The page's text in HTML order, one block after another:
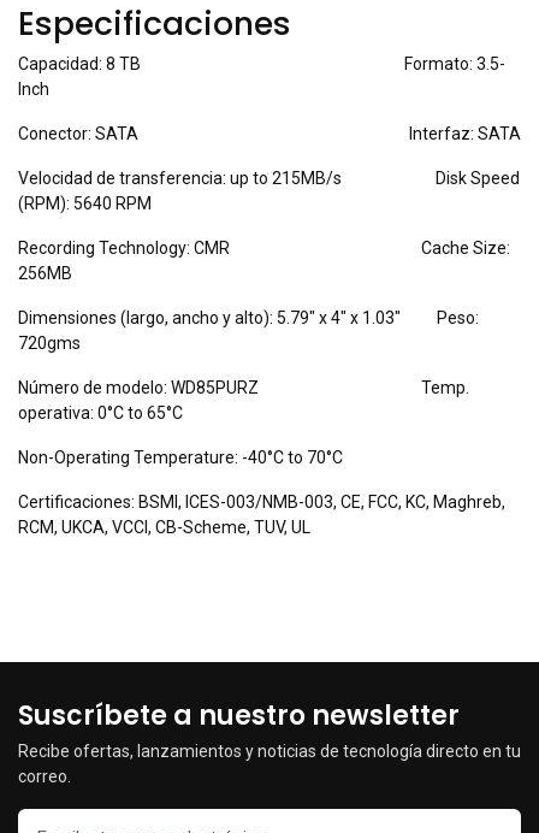
Especificaciones
Capacidad: 8 TB Formato: 3.5-
Inch
Conector: SATA Interfaz: SATA
Velocidad de transferencia: up to 215MB/s Disk Speed
(RPM): 5640 RPM
Recording Technology: CMR Cache Size:
256MB
Dimensiones (largo, ancho y alto): 5.79" x 4" x 1.03" Peso:
720gms
Número de modelo: WD85PURZ Temp.
operativa: 0°C to 65°C
Non-Operating Temperature: -40°C to 70°C
Certificaciones: BSMI, ICES-003/NMB-003, CE, FCC, KC, Maghreb,
RCM, UKCA, VCCI, CB-Scheme, TUV, UL
Suscríbete a nuestro newsletter
Recibe ofertas, lanzamientos y noticias de tecnología directo en tu
correo.